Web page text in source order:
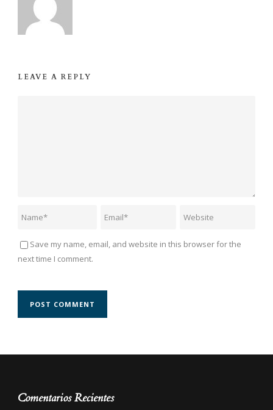
LEAVE A REPLY
Save my name, email, and website in this browser for the
next time I comment.
Comentarios Recientes